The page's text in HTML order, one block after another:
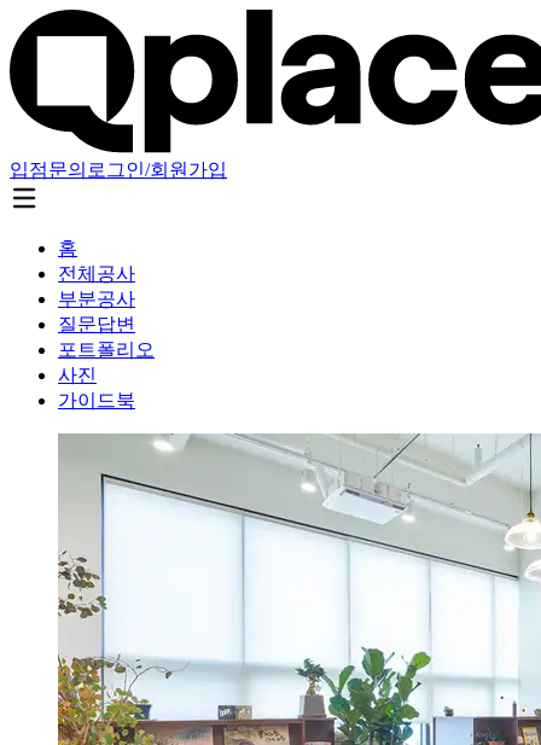
입점문의 로그인/회원가입
홈
전체공사
부분공사
질문답변
포트폴리오
사진
가이드북